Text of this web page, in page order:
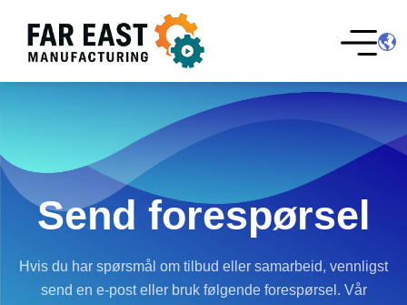
Send forespørsel
Hvis du har spørsmål om tilbud eller samarbeid, vennligst
send en e-post eller bruk følgende forespørsel. Vår